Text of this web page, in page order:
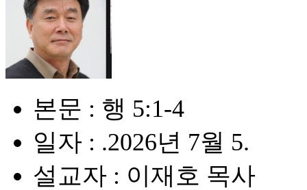
본문 : 행 5:1-4
일자 : .2026년 7월 5.
설교자 : 이재호 목사